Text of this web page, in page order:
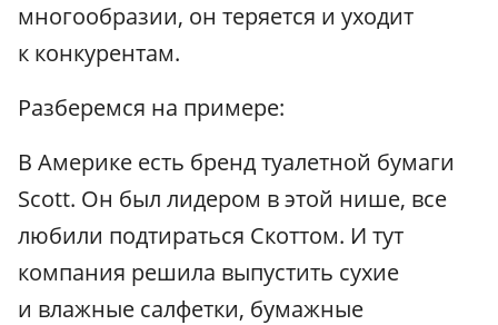
многообразии, он теряется и уходит
к конкурентам.
Разберемся на примере:
В Америке есть бренд туалетной бумаги
Scott. Он был лидером в этой нише, все
любили подтираться Скоттом. И тут
компания решила выпустить сухие
и влажные салфетки, бумажные